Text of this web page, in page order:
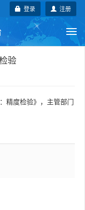
注册
登录
验
精度检验》，主管部门